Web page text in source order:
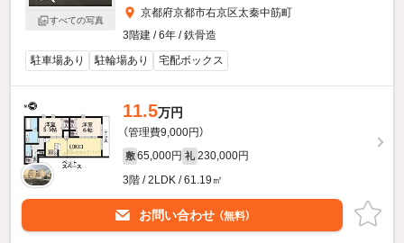
すべての写真
京都府京都市右京区太秦中筋町
3階建 / 6年 / 鉄骨造
駐車場あり
駐輪場あり 宅配ボックス
11.5万円
（管理費9,000円）
敷 65,000円 礼 230,000円
3階 / 2LDK / 61.19㎡
お問い合わせ （無料）